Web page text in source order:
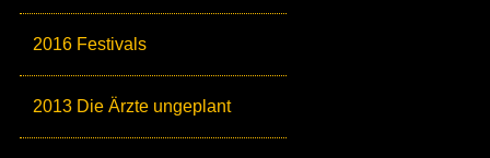
2016 Festivals
2013 Die Ärzte ungeplant